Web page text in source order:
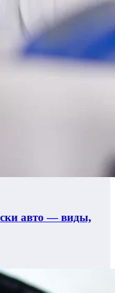
авто — виды,